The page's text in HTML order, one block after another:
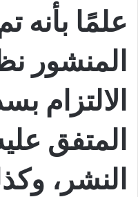
علمًا بأنه
المنشور
الالتزام
المتفق
النشر،